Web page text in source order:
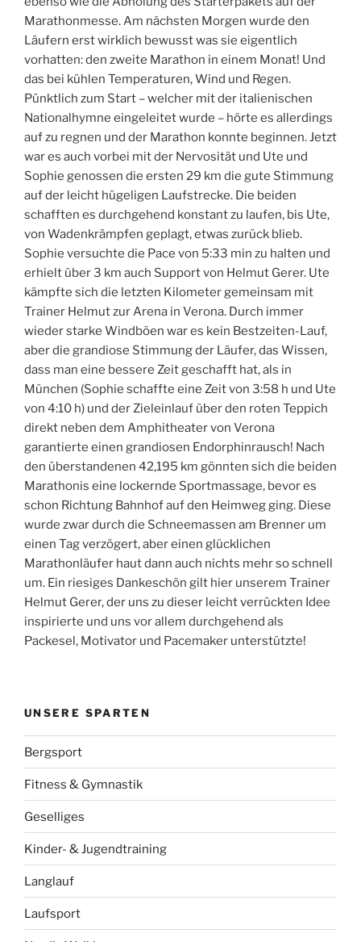
Marathonmesse. Am nächsten Morgen wurde den
Läufern erst wirklich bewusst was sie eigentlich
vorhatten: den zweite Marathon in einem Monat! Und
das bei kühlen Temperaturen, Wind und Regen.
Pünktlich zum Start – welcher mit der italienischen
Nationalhymne eingeleitet wurde – hörte es allerdings
auf zu regnen und der Marathon konnte beginnen. Jetzt
war es auch vorbei mit der Nervosität und Ute und
Sophie genossen die ersten 29 km die gute Stimmung
auf der leicht hügeligen Laufstrecke. Die beiden
schafften es durchgehend konstant zu laufen, bis Ute,
von Wadenkrämpfen geplagt, etwas zurück blieb.
Sophie versuchte die Pace von 5:33 min zu halten und
erhielt über 3 km auch Support von Helmut Gerer. Ute
kämpfte sich die letzten Kilometer gemeinsam mit
Trainer Helmut zur Arena in Verona. Durch immer
wieder starke Windböen war es kein Bestzeiten-Lauf,
aber die grandiose Stimmung der Läufer, das Wissen,
dass man eine bessere Zeit geschafft hat, als in
München (Sophie schaffte eine Zeit von 3:58 h und Ute
von 4:10 h) und der Zieleinlauf über den roten Teppich
direkt neben dem Amphitheater von Verona
garantierte einen grandiosen Endorphinrausch! Nach
den überstandenen 42,195 km gönnten sich die beiden
Marathonis eine lockernde Sportmassage, bevor es
schon Richtung Bahnhof auf den Heimweg ging. Diese
wurde zwar durch die Schneemassen am Brenner um
einen Tag verzögert, aber einen glücklichen
Marathonläufer haut dann auch nichts mehr so schnell
um. Ein riesiges Dankeschön gilt hier unserem Trainer
Helmut Gerer, der uns zu dieser leicht verrückten Idee
inspirierte und uns vor allem durchgehend als
Packesel, Motivator und Pacemaker unterstützte!
UNSERE SPARTEN
Bergsport
Fitness & Gymnastik
Geselliges
Kinder- & Jugendtraining
Langlauf
Laufsport